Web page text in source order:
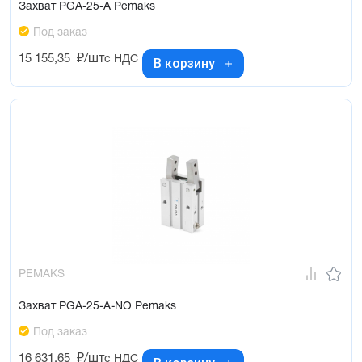
Захват PGA-25-A Pemaks
Под заказ
15 155,35 ₽/штс НДС В корзину
PEMAKS
Захват PGA-25-A-NO Pemaks
Под заказ
16 631,65 ₽/штс НДС